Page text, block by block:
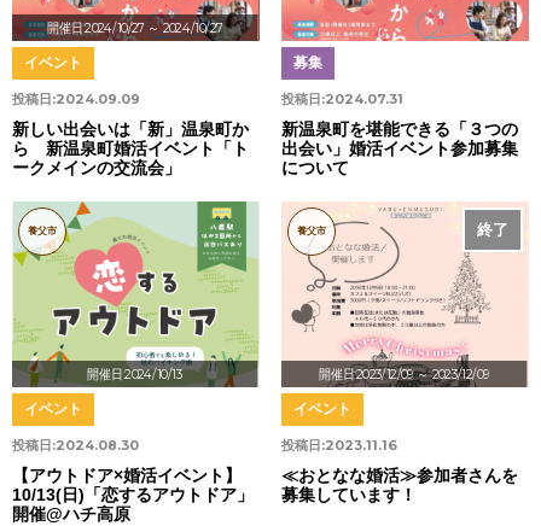
開催日:2024/10/27 ～ 2024/10/27
投稿日:2024.09.09
イベント
新しい出会いは「新」温泉町か
ら 新温泉町婚活イベント「ト
ークメインの交流会」
投稿日:2024.07.31
募集
新温泉町を堪能できる「３つの
出会い」婚活イベント参加募集
について
開催日:2024/10/13
養父市
投稿日:2024.08.30
イベント
【アウトドア×婚活イベント】
10/13(日)「恋するアウトドア」
開催@ハチ高原
開催日:2023/12/09～ 2023/12/09
終了
養父市
投稿日:2023.11.16
イベント
≪おとなな婚活≫参加者さんを
募集しています！